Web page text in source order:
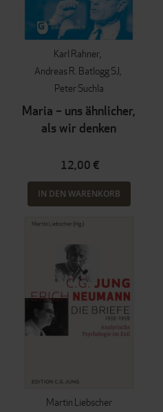
Karl Rahner
Andreas R. Batlogg SJ
Peter Suchla
Maria – uns ähnlicher,
als wir denken
12,00 €
IN DEN WARENKORB
Martin Liebscher